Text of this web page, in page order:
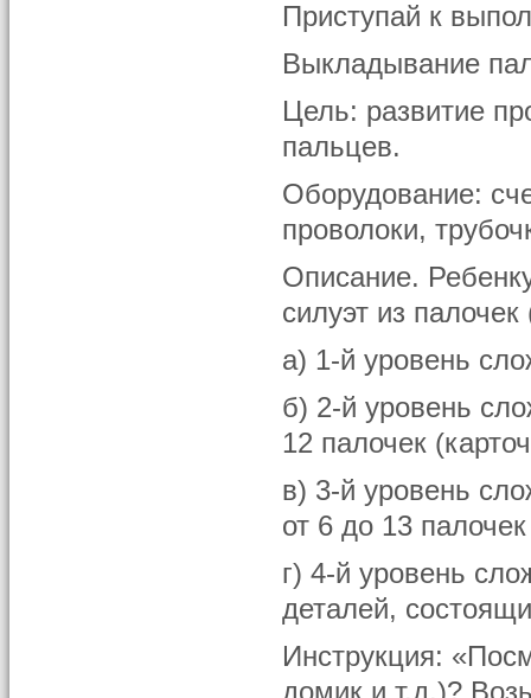
Приступай к
Выкладывание
Цель: развитие
пальцев.
Оборудование:
проволоки,
Описание.
силуэт из
а) 1-й уровень
б) 2-й уровень
12 палочек
в) 3-й уровень
от 6 до 13
г) 4-й уровень
деталей,
Инструкция: